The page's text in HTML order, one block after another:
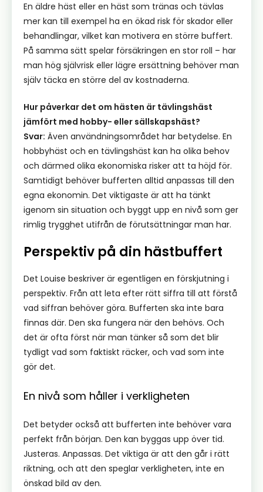
En äldre häst eller en häst som tränas och tävlas
mer kan till exempel ha en ökad risk för skador eller
behandlingar, vilket kan motivera en större buffert.
På samma sätt spelar försäkringen en stor roll – har
man hög självrisk eller lägre ersättning behöver man
själv täcka en större del av kostnaderna.
Hur påverkar det om hästen är tävlingshäst
jämfört med hobby- eller sällskapshäst?
Svar: Även användningsområdet har betydelse. En
hobbyhäst och en tävlingshäst kan ha olika behov
och därmed olika ekonomiska risker att ta höjd för.
Samtidigt behöver bufferten alltid anpassas till den
egna ekonomin. Det viktigaste är att ha tänkt
igenom sin situation och byggt upp en nivå som ger
rimlig trygghet utifrån de förutsättningar man har.
Perspektiv på din hästbuffert
Det Louise beskriver är egentligen en förskjutning i
perspektiv. Från att leta efter rätt siffra till att förstå
vad siffran behöver göra. Bufferten ska inte bara
finnas där. Den ska fungera när den behövs. Och
det är ofta först när man tänker så som det blir
tydligt vad som faktiskt räcker, och vad som inte
gör det.
En nivå som håller i verkligheten
Det betyder också att bufferten inte behöver vara
perfekt från början. Den kan byggas upp över tid.
Justeras. Anpassas. Det viktiga är att den går i rätt
riktning, och att den speglar verkligheten, inte en
önskad bild av den.